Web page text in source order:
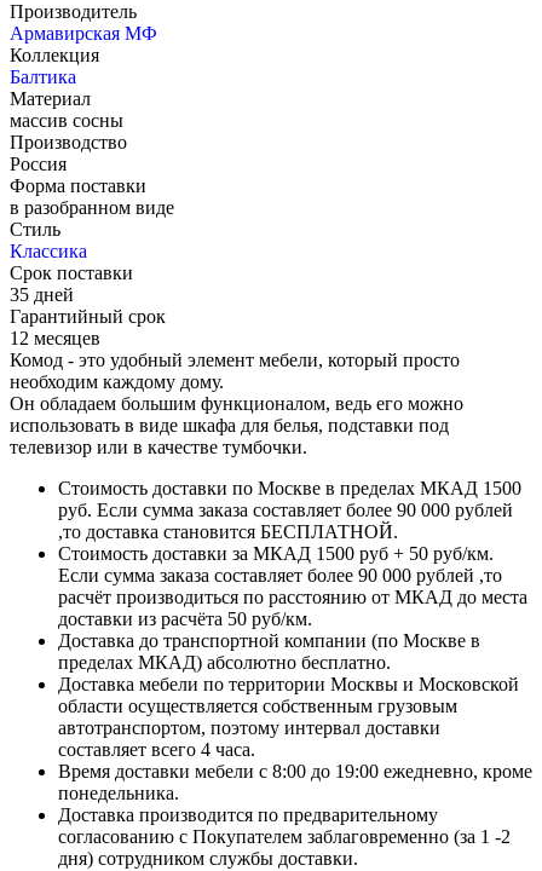
Производитель
Армавирская МФ
Коллекция
Балтика
Материал
массив сосны
Производство
Россия
Форма поставки
в разобранном виде
Стиль
Классика
Срок поставки
35 дней
Гарантийный срок
12 месяцев
Комод - это удобный элемент мебели, который просто
необходим каждому дому.
Он обладаем большим функционалом, ведь его можно
использовать в виде шкафа для белья, подставки под
телевизор или в качестве тумбочки.
Стоимость доставки по Москве в пределах МКАД 1500
руб. Если сумма заказа составляет более 90 000 рублей
,то доставка становится БЕСПЛАТНОЙ.
Стоимость доставки за МКАД 1500 руб + 50 руб/км.
Если сумма заказа составляет более 90 000 рублей ,то
расчёт производиться по расстоянию от МКАД до места
доставки из расчёта 50 руб/км.
Доставка до транспортной компании (по Москве в
пределах МКАД) абсолютно бесплатно.
Доставка мебели по территории Москвы и Московской
области осуществляется собственным грузовым
автотранспортом, поэтому интервал доставки
составляет всего 4 часа.
Время доставки мебели с 8:00 до 19:00 ежедневно, кроме
понедельника.
Доставка производится по предварительному
согласованию с Покупателем заблаговременно (за 1 -2
дня) сотрудником службы доставки.